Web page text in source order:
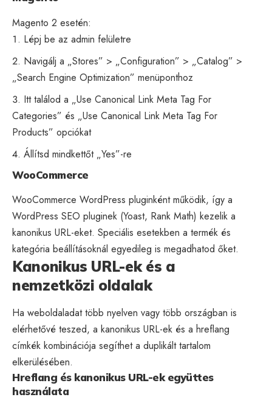
Magento 2 esetén:
Lépj be az admin felületre
Navigálj a „Stores” > „Configuration” > „Catalog” >
„Search Engine Optimization” menüponthoz
Itt találod a „Use Canonical Link Meta Tag For
Categories” és „Use Canonical Link Meta Tag For
Products” opciókat
Állítsd mindkettőt „Yes”-re
WooCommerce
WooCommerce WordPress pluginként működik, így a
WordPress SEO pluginek (Yoast, Rank Math) kezelik a
kanonikus URL-eket. Speciális esetekben a termék és
kategória beállításoknál egyedileg is megadhatod őket.
Kanonikus URL-ek és a
nemzetközi oldalak
Ha weboldaladat több nyelven vagy több országban is
elérhetővé teszed, a kanonikus URL-ek és a hreflang
címkék kombinációja segíthet a duplikált tartalom
elkerülésében.
Hreflang és kanonikus URL-ek együttes
használata